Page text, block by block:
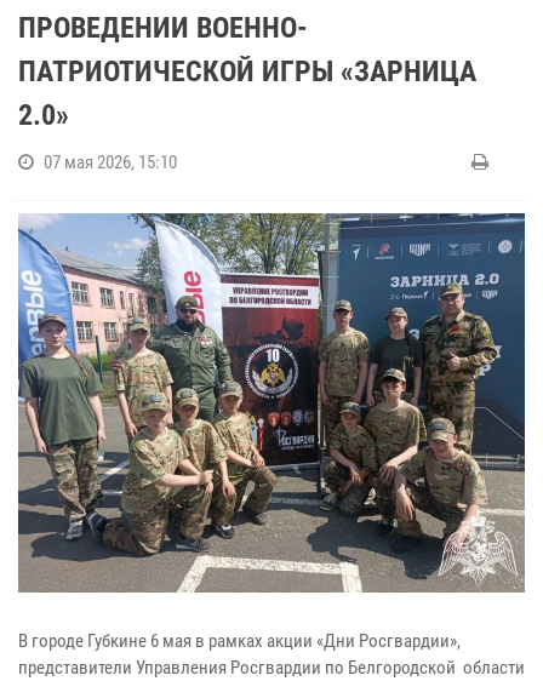
ПРОВЕДЕНИИ ВОЕННО-
ПАТРИОТИЧЕСКОЙ ИГРЫ «ЗАРНИЦА
2.0»
07 мая 2026, 15:10
В городе Губкине 6 мая в рамках акции «Дни Росгвардии»,
представители Управления Росгвардии по Белгородской области